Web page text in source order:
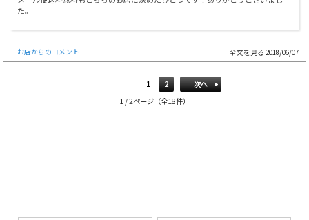
た。
お店からのコメント 2018/06/07
1 2
次へ
1 / 2ページ（全18件）